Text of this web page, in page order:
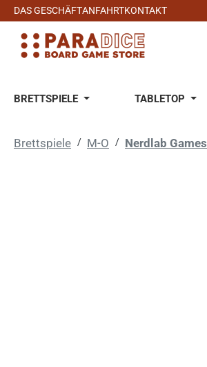
Hauptinhalt springen
Zur Suche springen
Zur Hauptnavigation springen
DAS GESCHÄFTANFAHRTKONTAKT
BRETTSPIELE TABLETOP
Brettspiele / M-O / Nerdlab Games